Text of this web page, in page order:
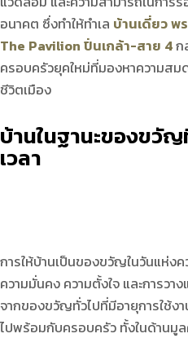
อนาคต ซึ่งทำให้ทำเล บ้านเดี่ยว พ
The Pavilion ปิ่นเกล้า-สาย 4ก
ครอบครัวยุคใหม่ที่มองหาความสม
ชีวิตเมือง
บ้านในฐานะของขวั
เวลา
การให้บ้านเป็นของขวัญในวันแห่
ความมั่นคง ความตั้งใจ และการวา
จากของขวัญทั่วไปที่มีอายุการใช้
ไปพร้อมกับครอบครัว ทั้งในด้านมูล